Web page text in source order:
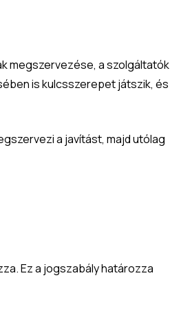
megszervezése, a szolgáltatók
is kulcsszerepet játszik, és
a javítást, majd utólag
Ez a jogszabály határozza